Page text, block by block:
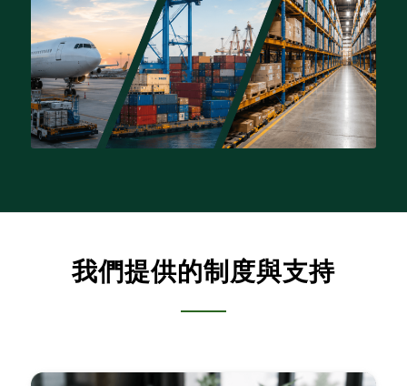
我們提供的制度與支持